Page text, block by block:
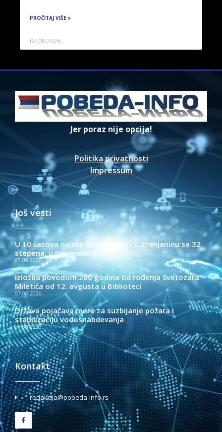
PROČITAJ VIŠE »
07.08.2026.
Jer poraz nije opcija!
Politika privatnosti
Impressum
Još vesti
U 10 časova najtoplije na Paliću i u Zrenjaninu sa 32
stepena, u Beogradu 31
07.08.2026.
Izložba povodom 200 godina od rođenja Svetozara
Miletića od 12. avgusta u Biblioteci
07.08.2026.
Država pojačava mere za suzbijanje požara i
stabilizaciju vodosnabdevanja
07.08.2026.
Kontakt
redakcija@pobeda-info.rs